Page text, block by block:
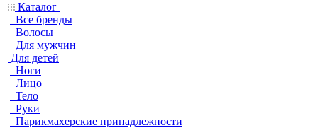
Каталог
Все бренды
Волосы
Для мужчин
Для детей
Ноги
Лицо
Тело
Руки
Парикмахерские принадлежности